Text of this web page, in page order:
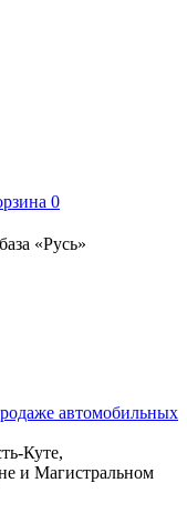
0
«Русь»
Куте,
и Магистральном